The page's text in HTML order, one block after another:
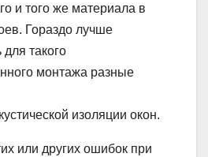
и того же материала в
Гораздо лучше
для такого
монтажа разные
изоляции окон.
или других ошибок при